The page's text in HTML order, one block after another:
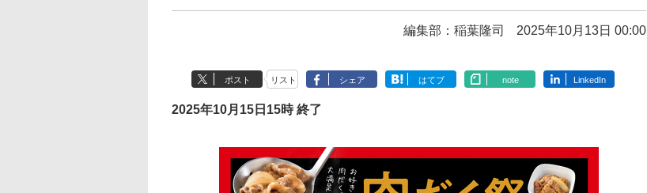
編集部：稲葉隆司 2025年10月13日 00:00
ポスト リスト シェア はてブ note LinkedIn
2025年10月15日15時 終了